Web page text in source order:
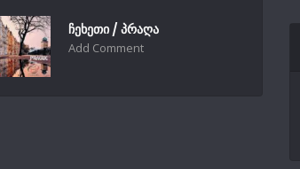
ჩეხეთი / პრაღა
Add Comment